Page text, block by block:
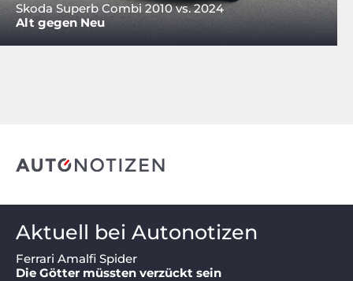
Skoda Superb Combi 2010 vs. 2024
Alt gegen Neu
Aktuell bei Autonotizen
Ferrari Amalfi Spider
Die Götter müssten verzückt sein